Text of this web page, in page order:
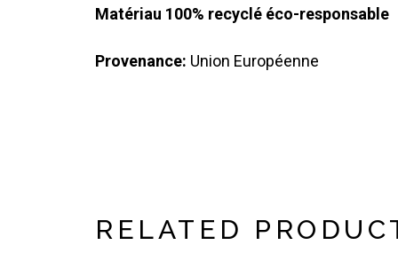
Matériau 100% recyclé éco-responsable
Provenance: Union Européenne
RELATED